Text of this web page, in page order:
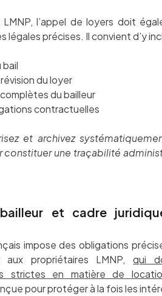
l’appel de loyers doit
légales précises. Il convient d’y
du loyer
du bailleur
contractuelles
et archivez
constituer une traçabilité
et cadre
impose des obligations
aux propriétaires LMNP,qui
strictes en matière de
pour protéger à la fois les